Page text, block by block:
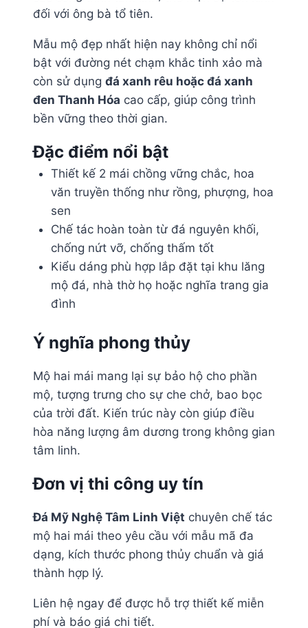
đối với ông bà tổ tiên.
Mẫu mộ đẹp nhất hiện nay không chỉ nổi
bật với đường nét chạm khắc tinh xảo mà
còn sử dụng đá xanh rêu hoặc đá xanh
đen Thanh Hóa cao cấp, giúp công trình
bền vững theo thời gian.
Đặc điểm nổi bật
Thiết kế 2 mái chồng vững chắc, hoa
văn truyền thống như rồng, phượng, hoa
sen
Chế tác hoàn toàn từ đá nguyên khối,
chống nứt vỡ, chống thấm tốt
Kiểu dáng phù hợp lắp đặt tại khu lăng
mộ đá, nhà thờ họ hoặc nghĩa trang gia
đình
Ý nghĩa phong thủy
Mộ hai mái mang lại sự bảo hộ cho phần
mộ, tượng trưng cho sự che chở, bao bọc
của trời đất. Kiến trúc này còn giúp điều
hòa năng lượng âm dương trong không gian
tâm linh.
Đơn vị thi công uy tín
Đá Mỹ Nghệ Tâm Linh Việt chuyên chế tác
mộ hai mái theo yêu cầu với mẫu mã đa
dạng, kích thước phong thủy chuẩn và giá
thành hợp lý.
Liên hệ ngay để được hỗ trợ thiết kế miễn
phí và báo giá chi tiết.